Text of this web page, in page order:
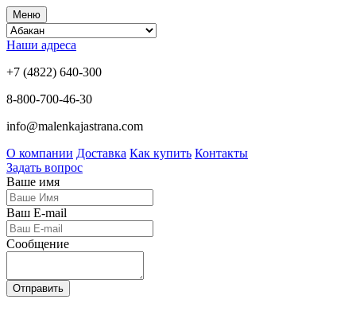
Меню
Наши адреса
+7 (4822) 640-300
8-800-700-46-30
info@malenkajastrana.com
О компании Доставка Как купить Контакты
Задать вопрос
Ваше имя
Ваш E-mail
Сообщение
Отправить